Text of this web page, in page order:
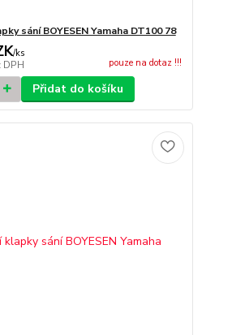
sání BOYESEN Yamaha DT100 78
/ks
DPH pouze na dotaz !!!
Přidat do košíku